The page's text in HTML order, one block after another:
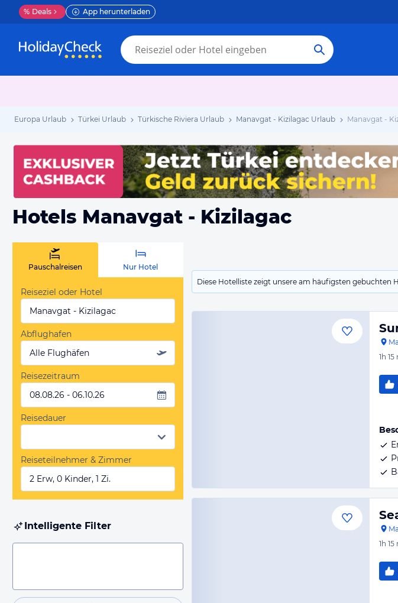
% Deals App herunterladen
Europa Urlaub Türkei Urlaub Türkische Riviera Urlaub Manavgat - Kizilagac Urlaub Manavgat -
Hotels Manavgat - Kizilagac
Diese Hotelliste zeigt unsere am häufigsten
Pauschalreisen Nur Hotel
Reiseziel oder Hotel
Manavgat - Kizilagac
Abflughafen
Alle Flughäfen
Reisezeitraum
08.08.26 - 06.10.26
Reisedauer
Reiseteilnehmer & Zimmer
2 Erw, 0 Kinder, 1 Zi.
Intelligente Filter
1h
1h